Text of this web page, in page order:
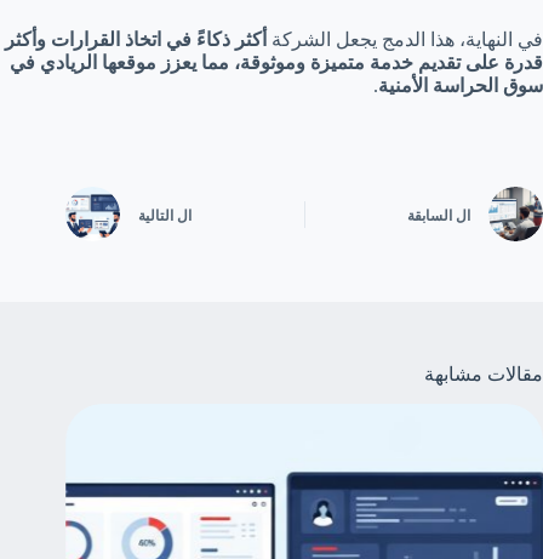
في النهاية، هذا الدمج يجعل الشركة أكثر ذكاءً في اتخاذ القرارات وأكثر
قدرة على تقديم خدمة متميزة وموثوقة، مما يعزز موقعها الريادي في
سوق الحراسة الأمنية.
ال السابقة ال التالية
مقالات مشابهة